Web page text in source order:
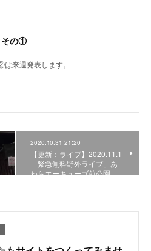
その①
来週発表します。
2020.10.31 21:20
【更新：ライブ】2020.11.1
「緊急無料野外ライブ」あ
わらエーキューブ前公園